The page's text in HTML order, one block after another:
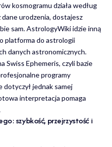
kosmogramu działa według
urodzenia, dostajesz
sam. AstrologyWiki idzie inną
platforma do astrologii
danych astronomicznych.
Swiss Ephemeris, czyli bazie
programy
jednak samej
interpretacja pomaga
szybkość, przejrzystość i